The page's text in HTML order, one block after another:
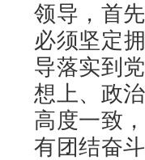
领导，首
必须坚定
导落实到
想上、政
高度一致
有团结奋